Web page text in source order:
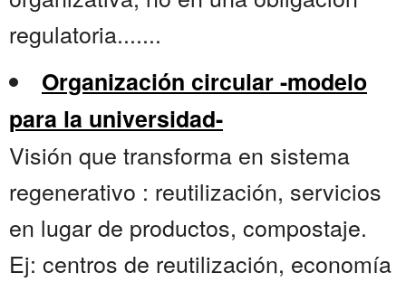
regulatoria.......
Organización circular -modelo
para la universidad-
Visión que transforma en sistema
regenerativo : reutilización, servicios
en lugar de productos, compostaje.
Ej: centros de reutilización, economía